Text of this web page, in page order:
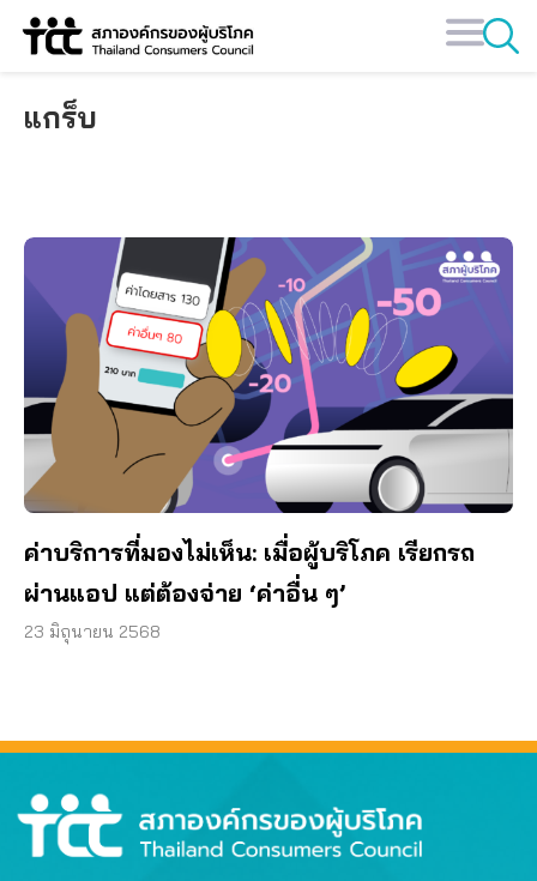
Skip
แกร็บ
ค่าบริการที่มองไม่เห็น: เมื่อผู้บริโภค เรียกรถ
ผ่านแอป แต่ต้องจ่าย ‘ค่าอื่น ๆ’
23 มิถุนายน 2568